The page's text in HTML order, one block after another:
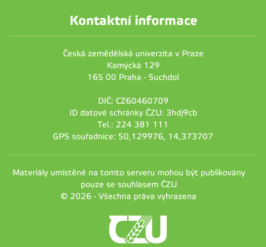
Kontaktní informace
Česká zemědělská univerzita v Praze
Kamýcká 129
165 00 Praha - Suchdol
DIČ: CZ60460709
ID datové schránky ČZU: 3hdj9cb
Tel.: 224 381 111
GPS souřadnice: 50,129976, 14,373707
Materiály umístěné na tomto serveru mohou být publikovány
pouze se souhlasem ČZU
© 2026 - Všechna práva vyhrazena